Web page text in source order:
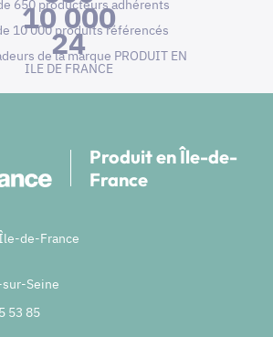
650 producteurs adhérents
10 000
10 000 produits référencés
24
de la marque PRODUIT EN
ILE DE FRANCE
Produit en Île-de-
France
de-France
Seine
53 85